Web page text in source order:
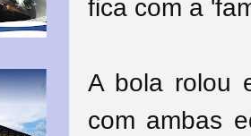
fica com a
A bola rolou
com ambas